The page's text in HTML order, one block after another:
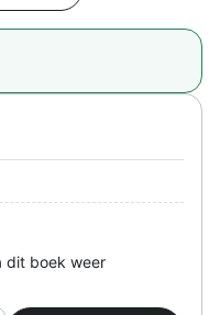
dit boek weer